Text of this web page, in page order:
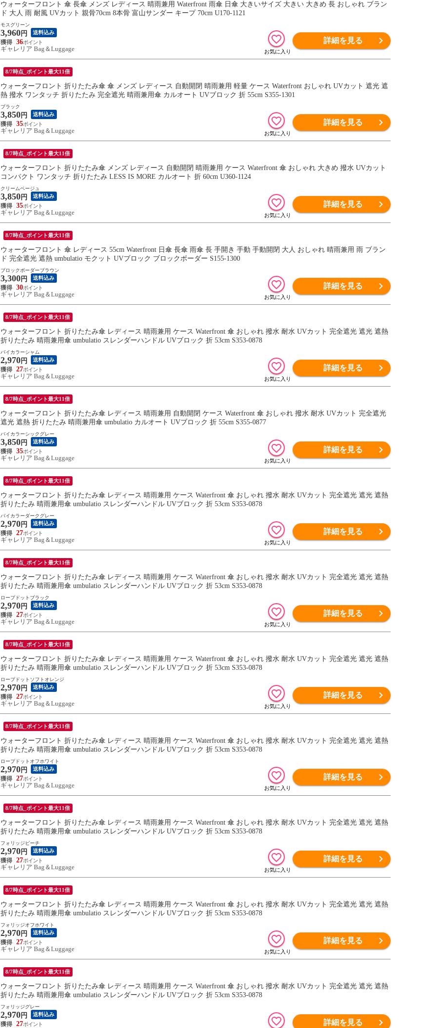
ウォーターフロント 傘 長傘 メンズ レディース 晴雨兼用 Waterfront 雨傘 日傘 大きいサイズ 大きい 大きめ 長 おしゃれ ブラン
ド 大人 雨 耐風 UVカット 親骨70cm 8本骨 富山サンダー キープ 70cm U170-1121
モスグリーン
3,960 円 送料込み
36
ギャレリア Bag＆Luggage
詳細を見る
8/7時点_ポイント最大11倍
ウォーターフロント 折りたたみ傘 傘 メンズ レディース 自動開閉 晴雨兼用 軽量 ケース Waterfront おしゃれ UVカット 遮光 遮
熱 撥水 ワンタッチ 折りたたみ 完全遮光 晴雨兼用傘 カルオート UVブロック 折 55cm S355-1301
ブラック
3,850 円 送料込み
35
ギャレリア Bag＆Luggage
詳細を見る
8/7時点_ポイント最大11倍
ウォーターフロント 折りたたみ傘 メンズ レディース 自動開閉 晴雨兼用 ケース Waterfront 傘 おしゃれ 大きめ 撥水 UVカット
コンパクト ワンタッチ 折りたたみ LESS IS MORE カルオート 折 60cm U360-1124
クリームベージュ
3,850 円 送料込み
35
ギャレリア Bag＆Luggage
詳細を見る
8/7時点_ポイント最大11倍
ウォーターフロント 傘 レディース 55cm Waterfront 日傘 長傘 雨傘 長 手開き 手動 手動開閉 大人 おしゃれ 晴雨兼用 雨 ブラン
ド 完全遮光 遮熱 umbulatio モクット UVブロック ブロックボーダー S155-1300
ブロックボーダーブラウン
3,300 円 送料込み
30
ギャレリア Bag＆Luggage
詳細を見る
8/7時点_ポイント最大11倍
ウォーターフロント 折りたたみ傘 レディース 晴雨兼用 ケース Waterfront 傘 おしゃれ 撥水 耐水 UVカット 完全遮光 遮光 遮熱
折りたたみ 晴雨兼用傘 umbulatio スレンダーハンドル UVブロック 折 53cm S353-0878
バイカラーシャム
2,970 円 送料込み
27
ギャレリア Bag＆Luggage
詳細を見る
8/7時点_ポイント最大11倍
ウォーターフロント 折りたたみ傘 レディース 晴雨兼用 自動開閉 ケース Waterfront 傘 おしゃれ 撥水 耐水 UVカット 完全遮光
遮光 遮熱 折りたたみ 晴雨兼用傘 umbulatio カルオート UVブロック 折 55cm S355-0877
バイカラーシックグレー
3,850 円 送料込み
35
ギャレリア Bag＆Luggage
詳細を見る
8/7時点_ポイント最大11倍
ウォーターフロント 折りたたみ傘 レディース 晴雨兼用 ケース Waterfront 傘 おしゃれ 撥水 耐水 UVカット 完全遮光 遮光 遮熱
折りたたみ 晴雨兼用傘 umbulatio スレンダーハンドル UVブロック 折 53cm S353-0878
バイカラーダークグレー
2,970 円 送料込み
27
ギャレリア Bag＆Luggage
詳細を見る
8/7時点_ポイント最大11倍
ウォーターフロント 折りたたみ傘 レディース 晴雨兼用 ケース Waterfront 傘 おしゃれ 撥水 耐水 UVカット 完全遮光 遮光 遮熱
折りたたみ 晴雨兼用傘 umbulatio スレンダーハンドル UVブロック 折 53cm S353-0878
ロープドットブラック
2,970 円 送料込み
27
ギャレリア Bag＆Luggage
詳細を見る
8/7時点_ポイント最大11倍
ウォーターフロント 折りたたみ傘 レディース 晴雨兼用 ケース Waterfront 傘 おしゃれ 撥水 耐水 UVカット 完全遮光 遮光 遮熱
折りたたみ 晴雨兼用傘 umbulatio スレンダーハンドル UVブロック 折 53cm S353-0878
ロープドットソフトオレンジ
2,970 円 送料込み
27
ギャレリア Bag＆Luggage
詳細を見る
8/7時点_ポイント最大11倍
ウォーターフロント 折りたたみ傘 レディース 晴雨兼用 ケース Waterfront 傘 おしゃれ 撥水 耐水 UVカット 完全遮光 遮光 遮熱
折りたたみ 晴雨兼用傘 umbulatio スレンダーハンドル UVブロック 折 53cm S353-0878
ロープドットオフホワイト
2,970 円 送料込み
27
ギャレリア Bag＆Luggage
詳細を見る
8/7時点_ポイント最大11倍
ウォーターフロント 折りたたみ傘 レディース 晴雨兼用 ケース Waterfront 傘 おしゃれ 撥水 耐水 UVカット 完全遮光 遮光 遮熱
折りたたみ 晴雨兼用傘 umbulatio スレンダーハンドル UVブロック 折 53cm S353-0878
フォリッジピーチ
2,970 円 送料込み
27
ギャレリア Bag＆Luggage
詳細を見る
8/7時点_ポイント最大11倍
ウォーターフロント 折りたたみ傘 レディース 晴雨兼用 ケース Waterfront 傘 おしゃれ 撥水 耐水 UVカット 完全遮光 遮光 遮熱
折りたたみ 晴雨兼用傘 umbulatio スレンダーハンドル UVブロック 折 53cm S353-0878
フォリッジオフホワイト
2,970 円 送料込み
27
ギャレリア Bag＆Luggage
詳細を見る
8/7時点_ポイント最大11倍
ウォーターフロント 折りたたみ傘 レディース 晴雨兼用 ケース Waterfront 傘 おしゃれ 撥水 耐水 UVカット 完全遮光 遮光 遮熱
折りたたみ 晴雨兼用傘 umbulatio スレンダーハンドル UVブロック 折 53cm S353-0878
フォリッジグレー
2,970 円 送料込み
27
詳細を見る